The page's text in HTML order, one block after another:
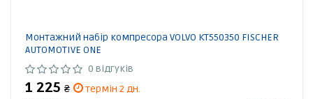
Монтажний набір компресора VOLVO KT550350 FISCHER
AUTOMOTIVE ONE
0 відгуків
1 225 ₴
термін 2 дн.